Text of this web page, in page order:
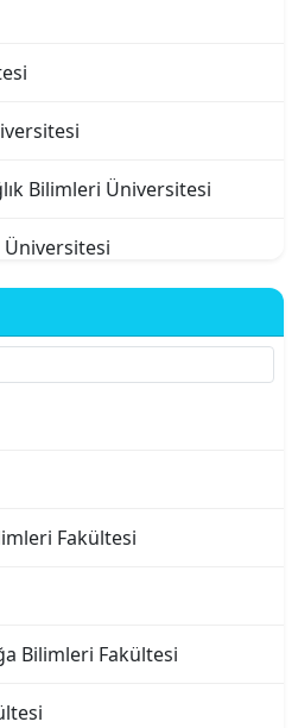
Bilimleri Üniversitesi
Üniversitesi
Üniversitesi
Fakültesi
Bilimleri Fakültesi